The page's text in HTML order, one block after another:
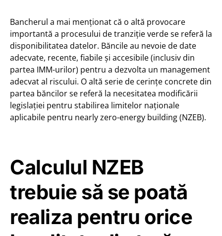
Bancherul a mai menționat că o altă provocare
importantă a procesului de tranziție verde se referă la
disponibilitatea datelor. Băncile au nevoie de date
adecvate, recente, fiabile și accesibile (inclusiv din
partea IMM-urilor) pentru a dezvolta un management
adecvat al riscului. O altă serie de cerințe concrete din
partea băncilor se referă la necesitatea modificării
legislației pentru stabilirea limitelor naționale
aplicabile pentru nearly zero-energy building (NZEB).
Calculul NZEB
trebuie să se poată
realiza pentru orice